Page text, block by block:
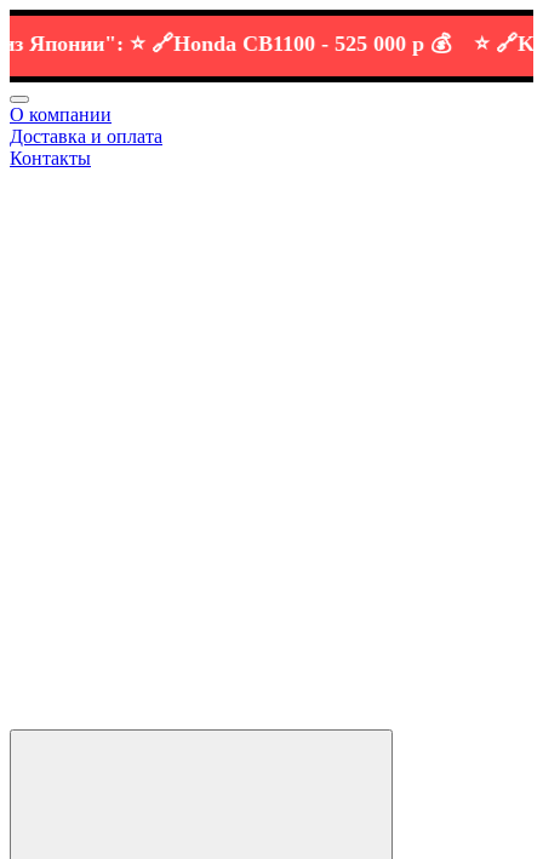
⭐️ 🔗 Honda CB1100 -525 000 р 💰 ⭐️ 🔗 KTM
О компании
Доставка и оплата
Контакты